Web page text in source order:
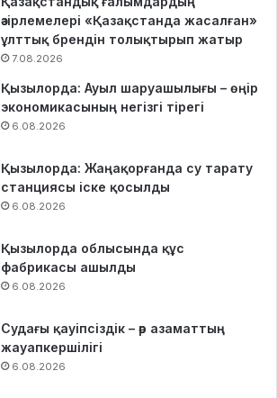
әзірлемелері «Қазақстанда жасалған»
ұлттық брендін толықтырып жатыр
7.08.2026
Қызылорда: Ауыл шаруашылығы – өңір
экономикасының негізгі тірегі
6.08.2026
Қызылорда: Жаңақорғанда су тарату
станциясы іске қосылды
6.08.2026
Қызылорда облысында құс
фабрикасы ашылды
6.08.2026
Судағы қауіпсіздік – әр азаматтың
жауапкершілігі
6.08.2026